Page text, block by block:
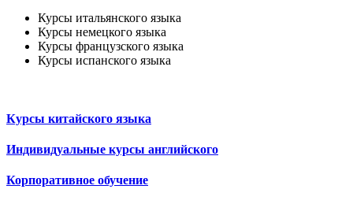
Курсы итальянского языка
Курсы немецкого языка
Курсы французского языка
Курсы испанского языка
Курсы китайского языка
Индивидуальные курсы английского
Корпоративное обучение